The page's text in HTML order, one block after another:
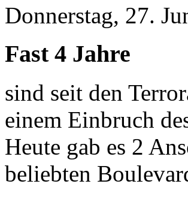
Donnerstag, 27.
Fast 4 Jahre
sind seit den
einem Einbruch
Heute gab es 2
beliebten